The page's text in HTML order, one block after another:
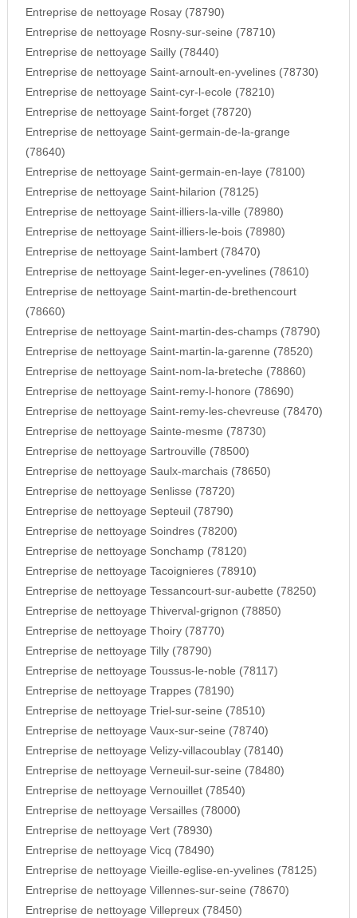
Entreprise de nettoyage Rosay (78790)
Entreprise de nettoyage Rosny-sur-seine (78710)
Entreprise de nettoyage Sailly (78440)
Entreprise de nettoyage Saint-arnoult-en-yvelines (78730)
Entreprise de nettoyage Saint-cyr-l-ecole (78210)
Entreprise de nettoyage Saint-forget (78720)
Entreprise de nettoyage Saint-germain-de-la-grange
(78640)
Entreprise de nettoyage Saint-germain-en-laye (78100)
Entreprise de nettoyage Saint-hilarion (78125)
Entreprise de nettoyage Saint-illiers-la-ville (78980)
Entreprise de nettoyage Saint-illiers-le-bois (78980)
Entreprise de nettoyage Saint-lambert (78470)
Entreprise de nettoyage Saint-leger-en-yvelines (78610)
Entreprise de nettoyage Saint-martin-de-brethencourt
(78660)
Entreprise de nettoyage Saint-martin-des-champs (78790)
Entreprise de nettoyage Saint-martin-la-garenne (78520)
Entreprise de nettoyage Saint-nom-la-breteche (78860)
Entreprise de nettoyage Saint-remy-l-honore (78690)
Entreprise de nettoyage Saint-remy-les-chevreuse (78470)
Entreprise de nettoyage Sainte-mesme (78730)
Entreprise de nettoyage Sartrouville (78500)
Entreprise de nettoyage Saulx-marchais (78650)
Entreprise de nettoyage Senlisse (78720)
Entreprise de nettoyage Septeuil (78790)
Entreprise de nettoyage Soindres (78200)
Entreprise de nettoyage Sonchamp (78120)
Entreprise de nettoyage Tacoignieres (78910)
Entreprise de nettoyage Tessancourt-sur-aubette (78250)
Entreprise de nettoyage Thiverval-grignon (78850)
Entreprise de nettoyage Thoiry (78770)
Entreprise de nettoyage Tilly (78790)
Entreprise de nettoyage Toussus-le-noble (78117)
Entreprise de nettoyage Trappes (78190)
Entreprise de nettoyage Triel-sur-seine (78510)
Entreprise de nettoyage Vaux-sur-seine (78740)
Entreprise de nettoyage Velizy-villacoublay (78140)
Entreprise de nettoyage Verneuil-sur-seine (78480)
Entreprise de nettoyage Vernouillet (78540)
Entreprise de nettoyage Versailles (78000)
Entreprise de nettoyage Vert (78930)
Entreprise de nettoyage Vicq (78490)
Entreprise de nettoyage Vieille-eglise-en-yvelines (78125)
Entreprise de nettoyage Villennes-sur-seine (78670)
Entreprise de nettoyage Villepreux (78450)